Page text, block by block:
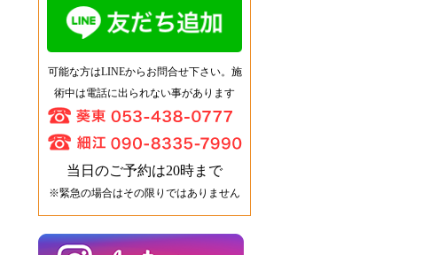
可能な方はLINEからお問合せ下さい。施
術中は電話に出られない事があります
当日のご予約は20時まで
※緊急の場合はその限りではありません